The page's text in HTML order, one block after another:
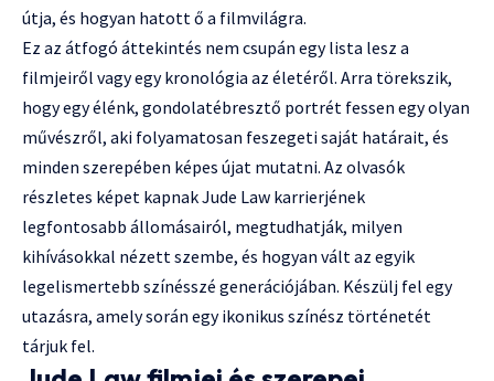
útja, és hogyan hatott ő a filmvilágra.
Ez az átfogó áttekintés nem csupán egy lista lesz a
filmjeiről vagy egy kronológia az életéről. Arra törekszik,
hogy egy élénk, gondolatébresztő portrét fessen egy olyan
művészről, aki folyamatosan feszegeti saját határait, és
minden szerepében képes újat mutatni. Az olvasók
részletes képet kapnak Jude Law karrierjének
legfontosabb állomásairól, megtudhatják, milyen
kihívásokkal nézett szembe, és hogyan vált az egyik
legelismertebb színésszé generációjában. Készülj fel egy
utazásra, amely során egy ikonikus színész történetét
tárjuk fel.